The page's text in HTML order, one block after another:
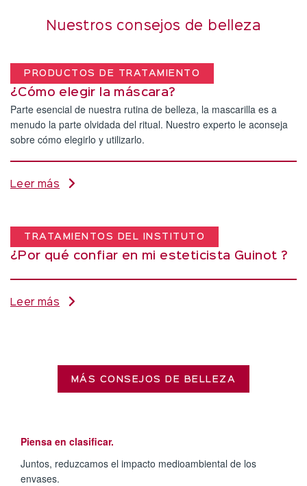
Nuestros consejos de belleza
PRODUCTOS DE TRATAMIENTO
¿Cómo elegir la máscara?
Parte esencial de nuestra rutina de belleza, la mascarilla es a
menudo la parte olvidada del ritual. Nuestro experto le aconseja
sobre cómo elegirlo y utilizarlo.
Leer más
TRATAMIENTOS DEL INSTITUTO
¿Por qué confiar en mi esteticista Guinot ?
Leer más
MÁS CONSEJOS DE BELLEZA
Piensa en clasificar.
Juntos, reduzcamos el impacto medioambiental de los
envases.